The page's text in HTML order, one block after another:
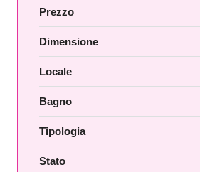
Prezzo
Dimensione
Locale
Bagno
Tipologia
Stato